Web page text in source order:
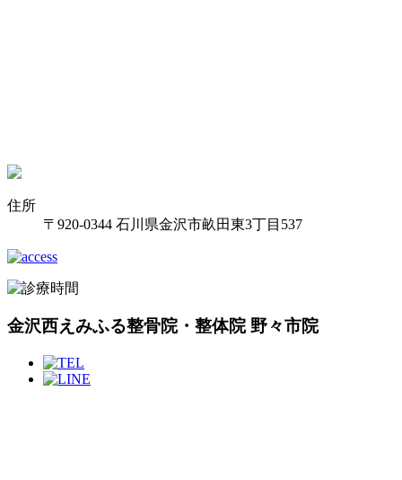
住所
〒920-0344 石川県金沢市畝田東3丁目537
金沢西えみふる整骨院・整体院 野々市院